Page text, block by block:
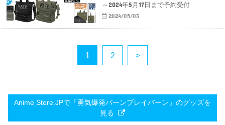
～2024年5月17日まで予約受付
2024/05/03
1 2 >
Anime Store.JPで「勇気爆発バーンブレイバーン」のグッズを
見る